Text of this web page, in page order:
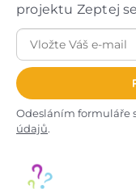
projektu Zeptej
Odesláním formuláře
údajů.